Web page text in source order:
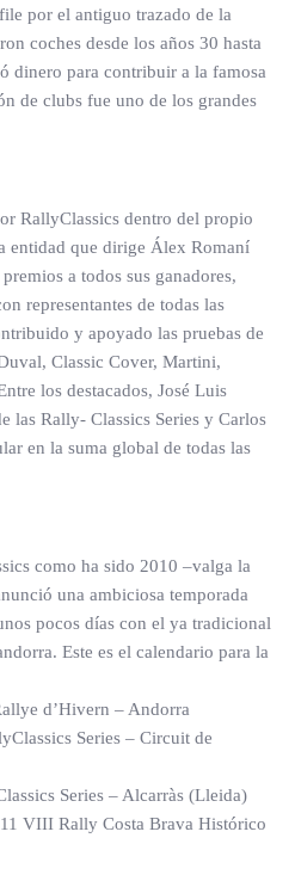
por el antiguo trazado de la
coches desde los años 30 hasta
dinero para contribuir a la famosa
de clubs fue uno de los grandes
RallyClassics dentro del propio
entidad que dirige Álex Romaní
a todos sus ganadores,
representantes de todas las
y apoyado las pruebas de
Classic Cover, Martini,
los destacados, José Luis
las Rally- Classics Series y Carlos
en la suma global de todas las
como ha sido 2010 –valga la
una ambiciosa temporada
pocos días con el ya tradicional
Este es el calendario para la
d’Hivern – Andorra
Series – Circuit de
Series – Alcarràs (Lleida)
VIII Rally Costa Brava Histórico